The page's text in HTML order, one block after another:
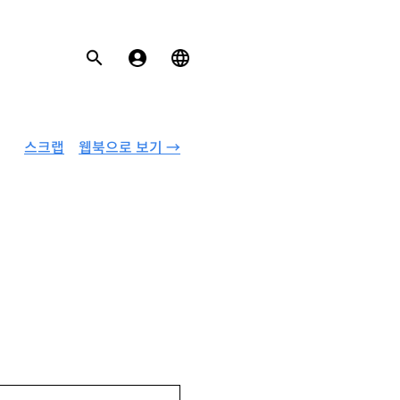
웹북으로 보기 →
스크랩